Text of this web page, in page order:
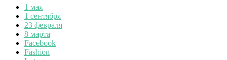
1 мая
1 сентября
23 февраля
8 марта
Facebook
Fashion